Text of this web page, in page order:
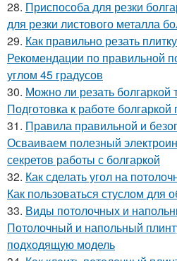
28. Приспособа для резки
для резки листового металла
29. Как правильно резать
Рекомендации по правильной
углом 45 градусов
30. Можно ли резать болгаркой
Подготовка к работе болгаркой
31. Правила правильной и
Осваиваем полезный
секретов работы с болгаркой
32. Как сделать угол на
Как пользоваться стуслом для
33. Виды потолочных и
Потолочный и напольный
подходящую модель